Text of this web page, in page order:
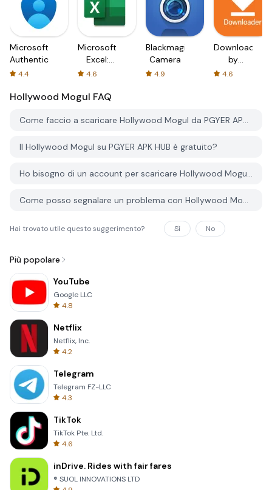
Microsoft
Authenticator
4.4
Microsoft
Excel:
Spreadsheets
4.6
Blackmagic
Camera
4.9
Downloader
by
AFTVnews
4.6
Hollywood Mogul FAQ
Come faccio a scaricare Hollywood Mogul da PGYER APK HUB?
Il Hollywood Mogul su PGYER APK HUB è gratuito?
Ho bisogno di un account per scaricare Hollywood Mogul da PGYER APK HUB?
Come posso segnalare un problema con Hollywood Mogul su PGYER APK HUB?
Hai trovato utile questo suggerimento? Sì No
Più popolare
YouTube
Google LLC
4.8
Netflix
Netflix, Inc.
4.2
Telegram
Telegram FZ-LLC
4.3
TikTok
TikTok Pte. Ltd.
4.6
inDrive. Rides with fair fares
® SUOL INNOVATIONS LTD